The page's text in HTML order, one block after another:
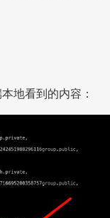
地看到的内容：